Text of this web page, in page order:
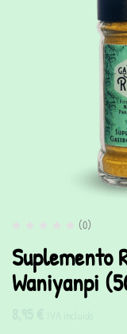
(0)
Suplemento
Waniyanpi